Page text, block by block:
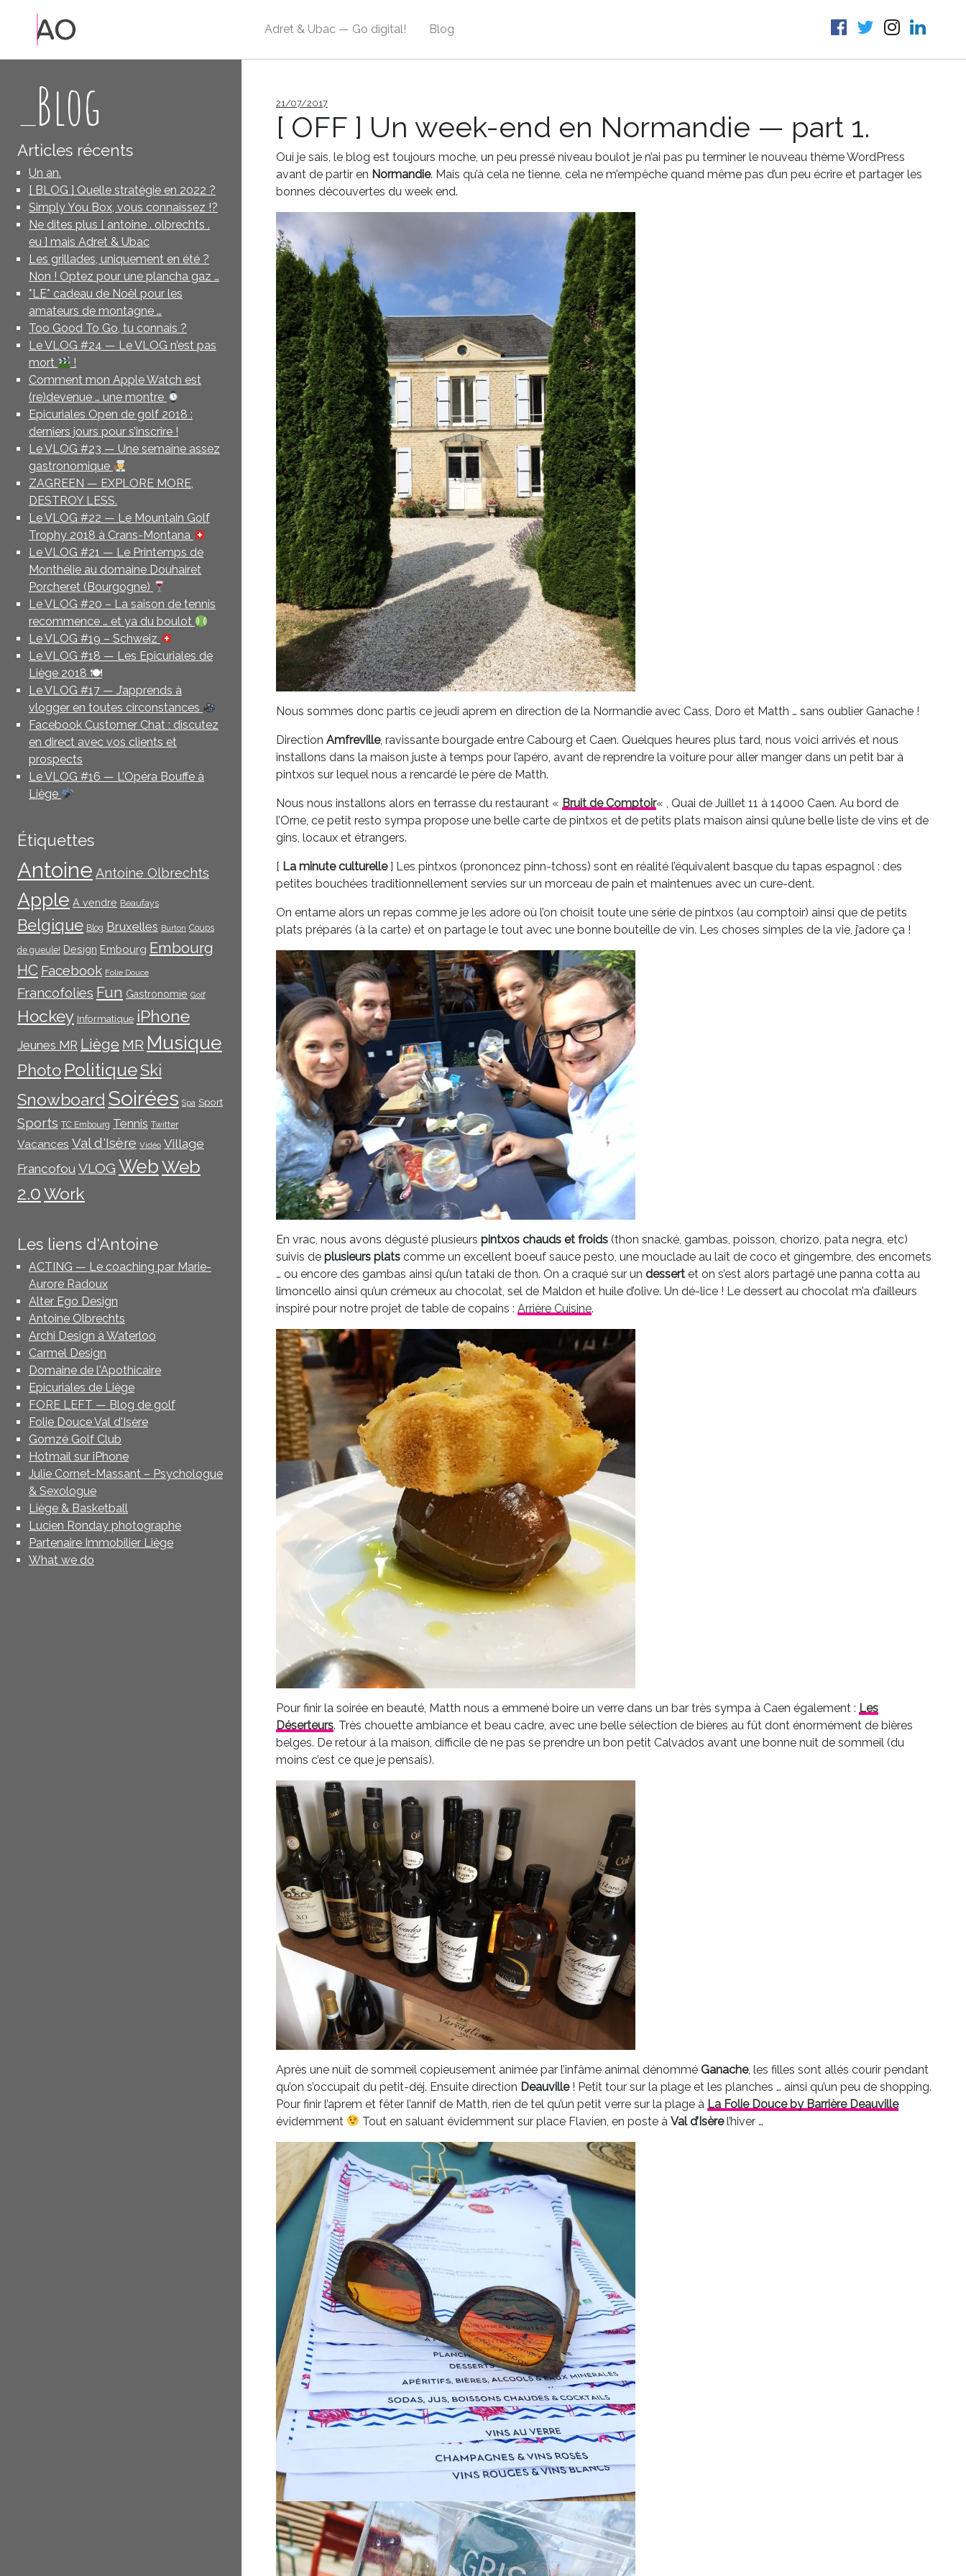
Adret & Ubac — Go digital! Blog
_Blog
Articles récents
Un an.
[ BLOG ] Quelle stratégie en 2022 ?
Simply You Box, vous connaissez !?
Ne dites plus [ antoine . olbrechts .
eu ] mais Adret & Ubac
Les grillades, uniquement en été ?
Non ! Optez pour une plancha gaz …
*LE* cadeau de Noël pour les
amateurs de montagne …
Too Good To Go, tu connais ?
Le VLOG #24 — Le VLOG n’est pas
mort
!
Comment mon Apple Watch est
(re)devenue … une montre
Epicuriales Open de golf 2018 :
derniers jours pour s’inscrire !
Le VLOG #23 — Une semaine assez
gastronomique
ZAGREEN — EXPLORE MORE,
DESTROY LESS.
Le VLOG #22 — Le Mountain Golf
Trophy 2018 à Crans-Montana
Le VLOG #21 — Le Printemps de
Monthélie au domaine Douhairet
Porcheret (Bourgogne)
Le VLOG #20 – La saison de tennis
recommence … et ya du boulot
Le VLOG #19 – Schweiz
Le VLOG #18 — Les Epicuriales de
Liège 2018 🍽
Le VLOG #17 — J’apprends à
vlogger en toutes circonstances
Facebook Customer Chat : discutez
en direct avec vos clients et
prospects
Le VLOG #16 — L’Opéra Bouffe à
Liège
Étiquettes
Antoine Antoine Olbrechts
Apple A vendre Beaufays
Belgique Blog Bruxelles Burton Coups
de gueule! Design Embourg Embourg
HC Facebook Folie Douce
Francofolies Fun Gastronomie Golf
Hockey Informatique iPhone
Jeunes MR Liège MR Musique
Photo PolitiqueSki
Snowboard Soirées Spa Sport
Sports TC Embourg Tennis Twitter
Vacances Val d'Isère Vidéo Village
Francofou VLOG WebWeb
2.0Work
Les liens d'Antoine
ACTING — Le coaching par Marie-
Aurore Radoux
Alter Ego Design
Antoine Olbrechts
Archi Design à Waterloo
Carmel Design
Domaine de l'Apothicaire
Epicuriales de Liège
FORE LEFT — Blog de golf
Folie Douce Val d'Isère
Gomzé Golf Club
Hotmail sur iPhone
Julie Cornet-Massant – Psychologue
& Sexologue
Liège & Basketball
Lucien Ronday photographe
Partenaire Immobilier Liège
What we do
Publié
le
21/07/2017
[ OFF ] Un week-end en Normandie — part 1.
Oui je sais, le blog est toujours moche, un peu pressé niveau boulot je n’ai pas pu terminer le nouveau thème WordPress
avant de partir en Normandie. Mais qu’à cela ne tienne, cela ne m’empêche quand même pas d’un peu écrire et partager les
bonnes découvertes du week end.
Nous sommes donc partis ce jeudi aprem en direction de la Normandie avec Cass, Doro et Matth … sans oublier Ganache !
Direction Amfreville, ravissante bourgade entre Cabourg et Caen. Quelques heures plus tard, nous voici arrivés et nous
installons dans la maison juste à temps pour l’apéro, avant de reprendre la voiture pour aller manger dans un petit bar à
pintxos sur lequel nous a rencardé le père de Matth.
Nous nous installons alors en terrasse du restaurant « Bruit de Comptoir« , Quai de Juillet 11 à 14000 Caen. Au bord de
l’Orne, ce petit resto sympa propose une belle carte de pintxos et de petits plats maison ainsi qu’une belle liste de vins et de
gins, locaux et étrangers.
[ La minute culturelle] Les pintxos (prononcez pinn-tchoss) sont en réalité l’équivalent basque du tapas espagnol : des
petites bouchées traditionnellement servies sur un morceau de pain et maintenues avec un cure-dent.
On entame alors un repas comme je les adore où l’on choisit toute une série de pintxos (au comptoir) ainsi que de petits
plats préparés (à la carte) et on partage le tout avec une bonne bouteille de vin. Les choses simples de la vie, j’adore ça !
En vrac, nous avons dégusté plusieurs pintxos chauds et froids (thon snacké, gambas, poisson, chorizo, pata negra, etc)
suivis de plusieurs plats comme un excellent boeuf sauce pesto, une mouclade au lait de coco et gingembre, des encornets
… ou encore des gambas ainsi qu’un tataki de thon. On a craqué sur un dessert et on s’est alors partagé une panna cotta au
limoncello ainsi qu’un crémeux au chocolat, sel de Maldon et huile d’olive. Un dé-lice ! Le dessert au chocolat m’a d’ailleurs
inspiré pour notre projet de table de copains : Arrière Cuisine.
Pour finir la soirée en beauté, Matth nous a emmené boire un verre dans un bar très sympa à Caen également : Les
Déserteurs. Très chouette ambiance et beau cadre, avec une belle sélection de bières au fût dont énormément de bières
belges. De retour à la maison, difficile de ne pas se prendre un bon petit Calvados avant une bonne nuit de sommeil (du
moins c’est ce que je pensais).
Après une nuit de sommeil copieusement animée par l’infâme animal dénommé Ganache, les filles sont allés courir pendant
qu’on s’occupait du petit-déj. Ensuite direction Deauville! Petit tour sur la plage et les planches … ainsi qu’un peu de shopping.
Pour finir l’aprem et fêter l’annif de Matth, rien de tel qu’un petit verre sur la plage à La Folie Douce by Barrière Deauville
évidemment
Tout en saluant évidemment sur place Flavien, en poste àVal d’Isèrel’hiver …